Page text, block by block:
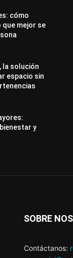
cómo
que mejor se
la solución
espacio sin
y
SOBRE
Contáctanos: